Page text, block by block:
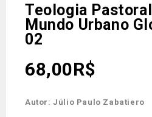
Teologia
Mundo Urbano
02
68,00R$
Autor: Júlio Paulo Zabatiero